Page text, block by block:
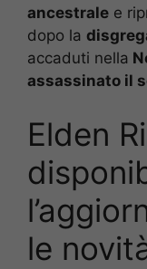
ancestrale e
dopo la
accaduti nella
assassinato il
Elden
le